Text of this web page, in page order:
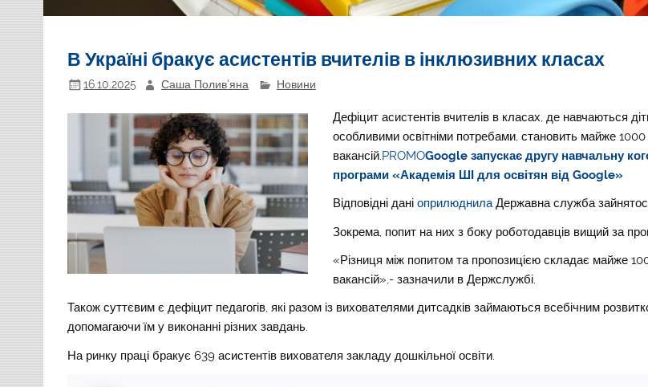
В Україні бракує асистентів вчителів в інклюзивних класах
16.10.2025 Саша Полив'яна Новини
Дефіцит асистентів вчителів в класах, де навчаються
особливими освітніми потребами, становить майже 1000
вакансій.PROMOGoogle запускає другу навчальну
програми «Академія ШІ для освітян від Google»
Відповідні дані оприлюднилаДержавна служба
Зокрема, попит на них з боку роботодавців вищий за
«Різниця між попитом та пропозицією складає майже
вакансій»,- зазначили в Держслужбі.
Також суттєвим є дефіцит педагогів, які разом із вихователями дитсадків займаються всебічним
допомагаючи їм у виконанні різних завдань.
На ринку праці бракує 639 асистентів вихователя закладу дошкільної освіти.